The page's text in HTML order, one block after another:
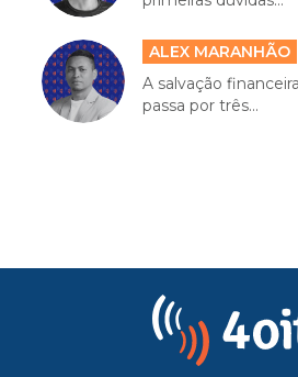
ALEX MARANHÃO
A salvação
passa por três...